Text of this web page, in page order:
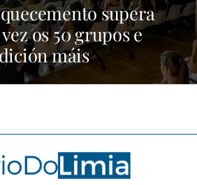
supera
os 50 grupos e
máis
| NOTICIAS XINZO